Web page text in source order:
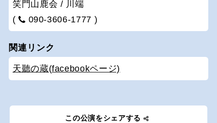
笑門山鹿会 / 川端
(
090-3606-1777 )
関連リンク
天聽の蔵(facebookページ)
この公演をシェアする